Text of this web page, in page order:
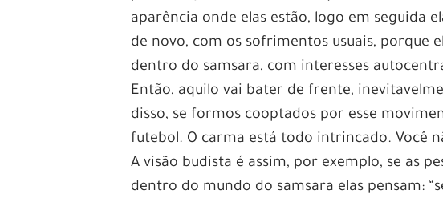
aparência onde elas estão, logo em seguida
de novo, com os sofrimentos usuais, porque
dentro do samsara, com interesses
Então, aquilo vai bater de frente,
disso, se formos cooptados por esse
futebol. O carma está todo intrincado. Você
A visão budista é assim, por exemplo, se as
dentro do mundo do samsara elas pensam: